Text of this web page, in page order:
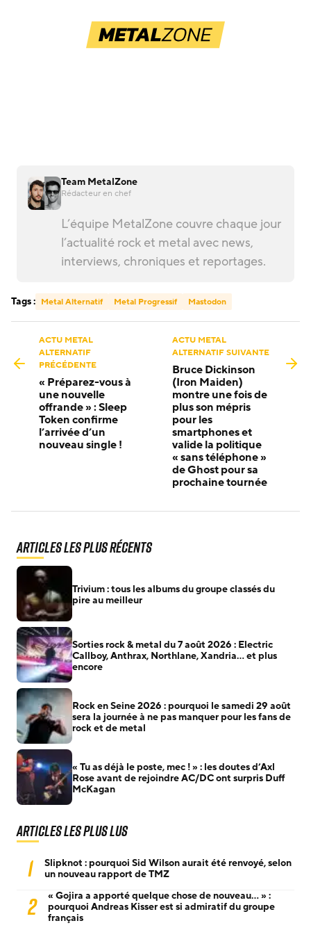
Team MetalZone
Rédacteur en chef
L’équipe MetalZone couvre chaque jour
l’actualité rock et metal avec news,
interviews, chroniques et reportages.
Tags : Metal Alternatif Metal Progressif Mastodon
ACTU METAL
ALTERNATIF
PRÉCÉDENTE
« Préparez-vous à
une nouvelle
offrande » : Sleep
Token confirme
l’arrivée d’un
nouveau single !
ACTU METAL
ALTERNATIF SUIVANTE
Bruce Dickinson
(Iron Maiden)
montre une fois de
plus son mépris
pour les
smartphones et
valide la politique
« sans téléphone »
de Ghost pour sa
prochaine tournée
Articles les plus récents
Trivium : tous les albums du groupe classés du
pire au meilleur
Sorties rock & metal du 7 août 2026 : Electric
Callboy, Anthrax, Northlane, Xandria… et plus
encore
Rock en Seine 2026 : pourquoi le samedi 29 août
sera la journée à ne pas manquer pour les fans de
rock et de metal
« Tu as déjà le poste, mec ! » : les doutes d’Axl
Rose avant de rejoindre AC/DC ont surpris Duff
McKagan
Articles les plus lus
1
Slipknot : pourquoi Sid Wilson aurait été renvoyé, selon
un nouveau rapport de TMZ
2
« Gojira a apporté quelque chose de nouveau… » :
pourquoi Andreas Kisser est si admiratif du groupe
français